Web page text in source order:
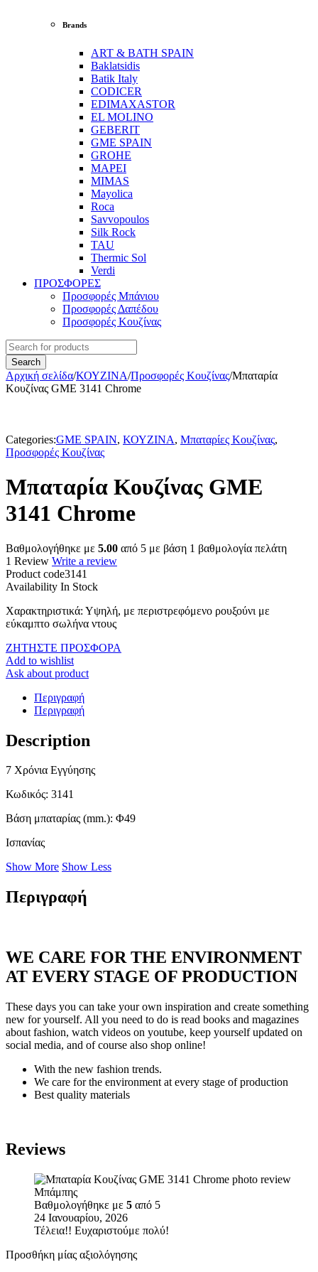
Brands
ART & BATH SPAIN
Baklatsidis
Batik Italy
CODICER
EDIMAXASTOR
EL MOLINO
GEBERIT
GME SPAIN
GROHE
MAPEI
MIMAS
Mayolica
Roca
Savvopoulos
Silk Rock
TAU
Thermic Sol
Verdi
ΠΡΟΣΦΟΡΕΣ
Προσφορές Μπάνιου
Προσφορές Δαπέδου
Προσφορές Κουζίνας
Αρχική σελίδα/ΚΟΥΖΙΝΑ/Προσφορές Κουζίνας/Μπαταρία
Κουζίνας GME 3141 Chrome
Categories:GME SPAIN, ΚΟΥΖΙΝΑ, Μπαταρίες Κουζίνας,
Προσφορές Κουζίνας
Μπαταρία Κουζίνας GME
3141 Chrome
Βαθμολογήθηκε με 5.00 από 5 με βάση 1 βαθμολογία πελάτη
1 Review Write a review
Product code3141
Availability In Stock
Χαρακτηριστικά: Υψηλή, με περιστρεφόμενο ρουξούνι με
εύκαμπτο σωλήνα ντους
ΖΗΤΗΣΤΕ ΠΡΟΣΦΟΡΑ
Add to wishlist
Ask about product
Περιγραφή
Περιγραφή
Description
7 Χρόνια Εγγύησης
Κωδικός: 3141
Βάση μπαταρίας (mm.): Φ49
Ισπανίας
Show More Show Less
Περιγραφή
WE CARE FOR THE ENVIRONMENT
AT EVERY STAGE OF PRODUCTION
These days you can take your own inspiration and create something
new for yourself. All you need to do is read books and magazines
about fashion, watch videos on youtube, keep yourself updated on
social media, and of course also shop online!
With the new fashion trends.
We care for the environment at every stage of production
Best quality materials
Reviews
Μπάμπης
Βαθμολογήθηκε με 5 από 5
24 Ιανουαρίου, 2026
Τέλεια!! Ευχαριστούμε πολύ!
Προσθήκη μίας αξιολόγησης